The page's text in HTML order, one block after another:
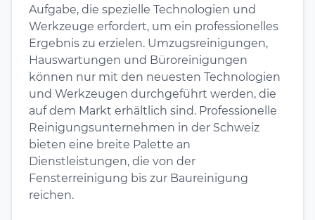
Aufgabe, die spezielle Technologien und
Werkzeuge erfordert, um ein professionelles
Ergebnis zu erzielen. Umzugsreinigungen,
Hauswartungen und Büroreinigungen
können nur mit den neuesten Technologien
und Werkzeugen durchgeführt werden, die
auf dem Markt erhältlich sind. Professionelle
Reinigungsunternehmen in der Schweiz
bieten eine breite Palette an
Dienstleistungen, die von der
Fensterreinigung bis zur Baureinigung
reichen.